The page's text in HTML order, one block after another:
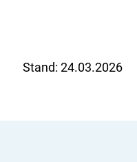
Stand: 24.03.2026